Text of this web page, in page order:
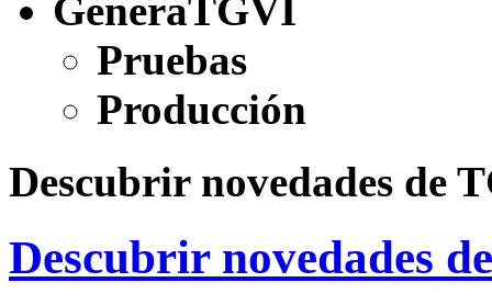
GeneraTGVI
Pruebas
Producción
Descubrir novedades de
Descubrir novedades